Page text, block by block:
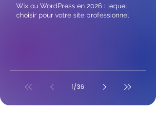
Wix ou WordPress en 2026 : lequel
choisir pour votre site professionnel
1/36